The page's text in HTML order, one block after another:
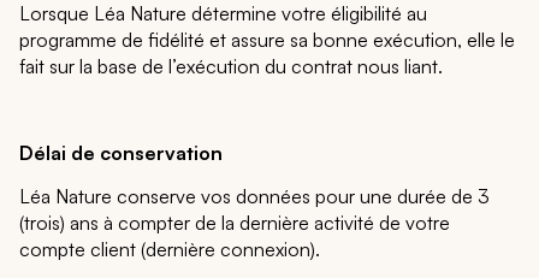
Lorsque Léa Nature détermine votre éligibilité au
programme de fidélité et assure sa bonne exécution, elle le
fait sur la base de l’exécution du contrat nous liant.
Délai de conservation
Léa Nature conserve vos données pour une durée de 3
(trois) ans à compter de la dernière activité de votre
compte client (dernière connexion).